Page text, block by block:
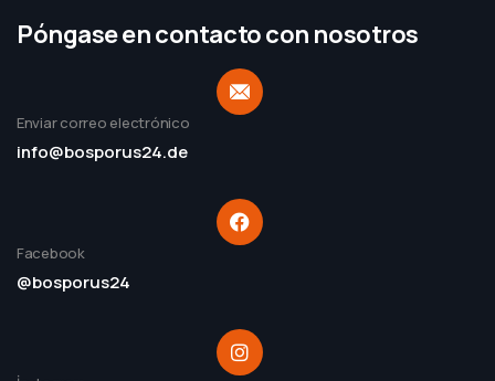
Póngase en contacto con nosotros
Enviar correo electrónico
info@bosporus24.de
Facebook
@bosporus24